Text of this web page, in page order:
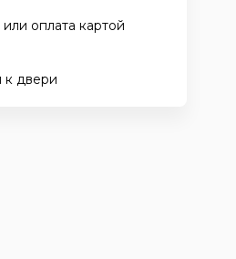
оплата картой
к двери